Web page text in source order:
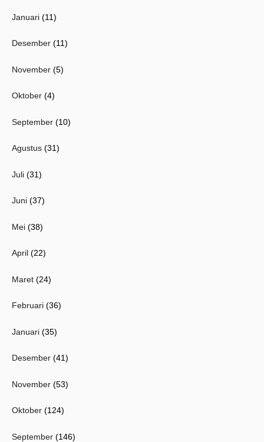
Januari (11)
Desember (11)
November (5)
Oktober (4)
September (10)
Agustus (31)
Juli (31)
Juni (37)
Mei (38)
April (22)
Maret (24)
Februari (36)
Januari (35)
Desember (41)
November (53)
Oktober (124)
September (146)